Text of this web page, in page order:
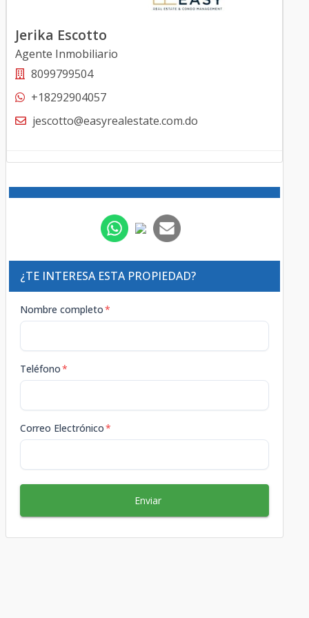
Jerika Escotto
Agente Inmobiliario
8099799504
+18292904057
jescotto@easyrealestate.com.do
¿TE INTERESA ESTA PROPIEDAD?
Nombre completo*
Teléfono*
Correo Electrónico*
Enviar